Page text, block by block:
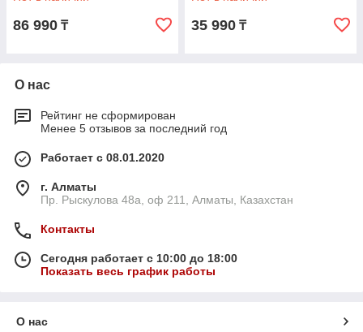
86 990 ₸ 35 990 ₸
О нас
Рейтинг не сформирован
Менее 5 отзывов за последний год
Работает с 08.01.2020
г. Алматы
Пр. Рыскулова 48а, оф 211, Алматы, Казахстан
Контакты
Сегодня работает с 10:00 до 18:00
Показать весь график работы
О нас